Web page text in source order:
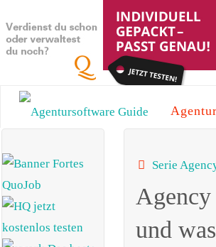
to
content
Die beste
2025 mit
aktuellen
und vielen
Serie
und